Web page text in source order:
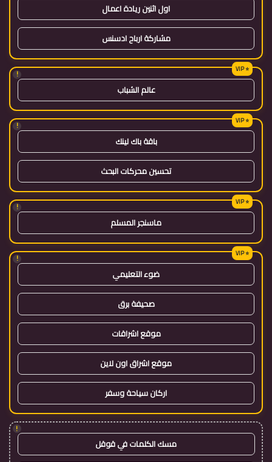
اول اثنين ريادة اعمال
مشاركة ارباح ادسنس
!
عالم الشباب
!
باقة باك لينك
تحسين محركات البحث
!
ماسنجر المسلم
!
ضوء التعليمي
صحيفة برق
موقع اشراقات
موقع اشراق اون لاين
اركان سياحة وسفر
!
مسك الكلمات في قوقل